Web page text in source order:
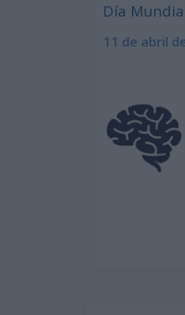
Día
11 de abril